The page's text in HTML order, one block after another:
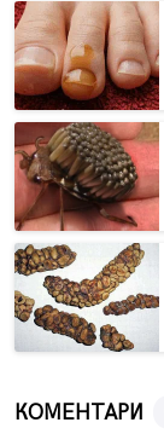
КОМЕНТАРИ